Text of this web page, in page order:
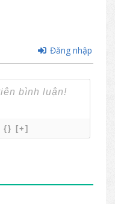
Đăng nhập
{} [+]